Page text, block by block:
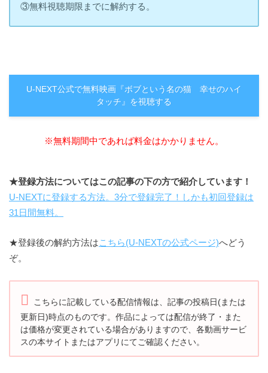
③無料視聴期限までに解約する。
U-NEXT公式で無料映画『ボブという名の猫 幸せのハイ
タッチ』を視聴する
※無料期間中であれば料金はかかりません。
★登録方法についてはこの記事の下の方で紹介しています！
U-NEXTに登録する方法。3分で登録完了！しかも初回登録は
31日間無料。
★登録後の解約方法はこちら(U-NEXTの公式ページ)へどう
ぞ。
こちらに記載している配信情報は、記事の投稿日(または
更新日)時点のものです。 作品によっては配信が終了・また
は価格が変更されている場合がありますので、 各動画サービ
スの本サイトまたはアプリにてご確認ください。